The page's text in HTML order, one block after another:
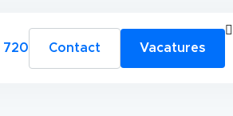
720 Contact Vacatures